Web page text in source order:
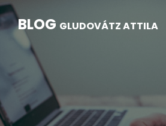
BLOG GLUDOVÁTZ ATTILA